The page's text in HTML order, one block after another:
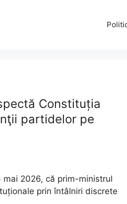
Constituția
partidelor pe
2026, că prim-ministrul
prin întâlniri discrete